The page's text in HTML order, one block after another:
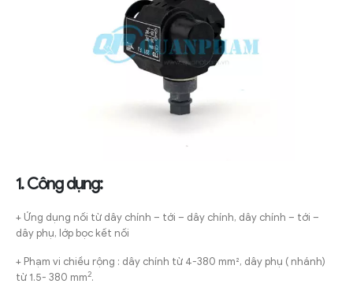
1. Công dụng:
+ Ứng dụng nối từ dây chính – tới – dây chính, dây chính – tới –
dây phụ, lớp bọc kết nối
+ Phạm vi chiều rộng : dây chính từ 4-380 mm², dây phụ ( nhánh)
từ 1.5- 380 mm2.